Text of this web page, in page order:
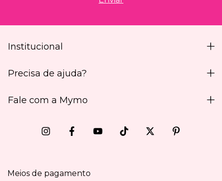
Institucional
Precisa de ajuda?
Fale com a Mymo
Meios de pagamento